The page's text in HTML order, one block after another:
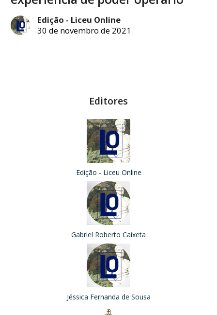
Edição - Liceu Online
30 de novembro de 2021
Editores
Edição - Liceu Online
Gabriel Roberto Caixeta
Jéssica Fernanda de Sousa